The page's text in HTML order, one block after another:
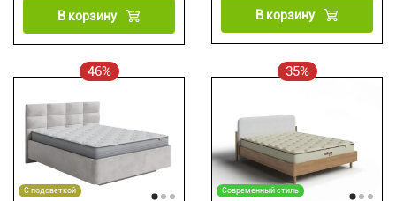
В корзину В корзину
46%
С подсветкой
35%
Современный стиль